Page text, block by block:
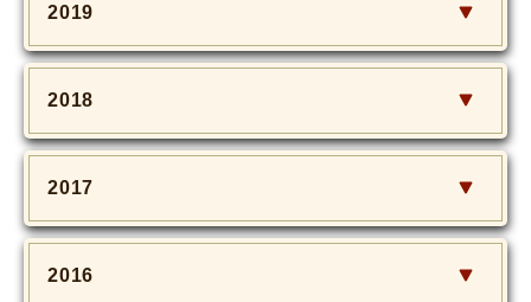
2019
2018
2017
2016